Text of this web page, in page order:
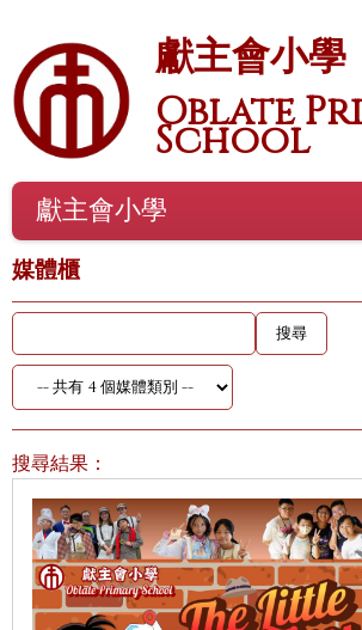
獻主會小學
Oblate
School
獻主會小學
媒體櫃
搜尋結果：